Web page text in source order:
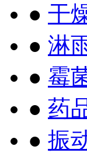
● 干
● 淋
● 霉
● 药
● 振